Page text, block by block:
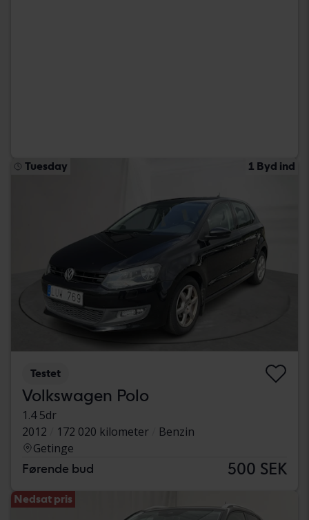
Tuesday 1 Byd ind
Testet
Volkswagen Polo
1.4 5dr
2012
172 020 kilometer
Benzin
Getinge
Førende bud 500 SEK
Nedsat pris